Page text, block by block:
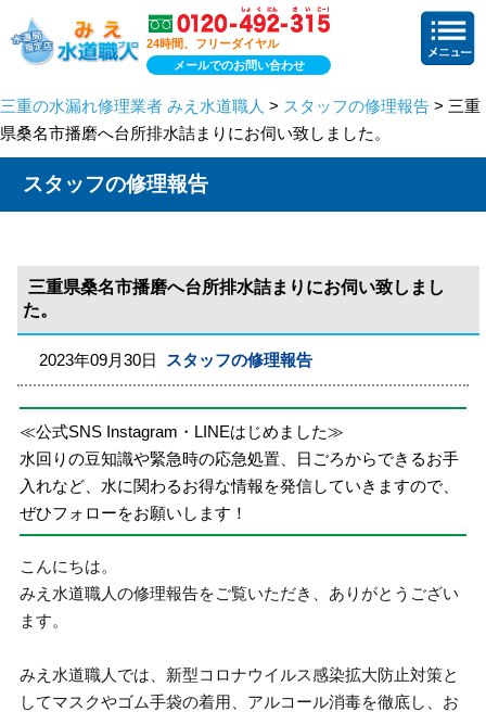
24時間、フリーダイヤル
メールでのお問い合わせ
三重の水漏れ修理業者 みえ水道職人 > スタッフの修理報告 > 三重
県桑名市播磨へ台所排水詰まりにお伺い致しました。
スタッフの修理報告
三重県桑名市播磨へ台所排水詰まりにお伺い致しまし
た。
2023年09月30日 スタッフの修理報告
≪公式SNS Instagram・LINEはじめました≫
水回りの豆知識や緊急時の応急処置、日ごろからできるお手
入れなど、水に関わるお得な情報を発信していきますので、
ぜひフォローをお願いします！
こんにちは。
みえ水道職人の修理報告をご覧いただき、ありがとうござい
ます。
みえ水道職人では、新型コロナウイルス感染拡大防止対策と
してマスクやゴム手袋の着用、アルコール消毒を徹底し、お